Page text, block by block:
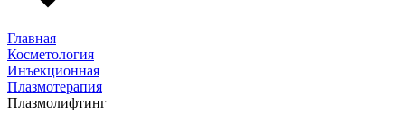
Главная
Косметология
Инъекционная
Плазмотерапия
Плазмолифтинг